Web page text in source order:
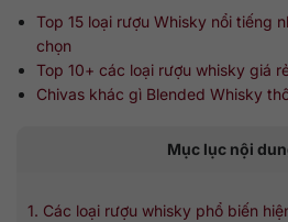
Top 15 loại rượu Whisky nổi tiếng
chọn
Top 10+ các loại rượu whisky giá
Chivas khác gì Blended Whisky
Mục lục nội
1. Các loại rượu whisky phổ biến